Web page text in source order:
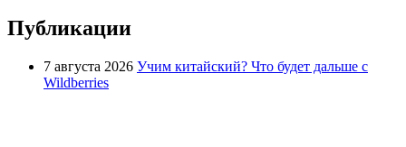
Публикации
7 августа 2026 Учим китайский? Что будет дальше с
Wildberries